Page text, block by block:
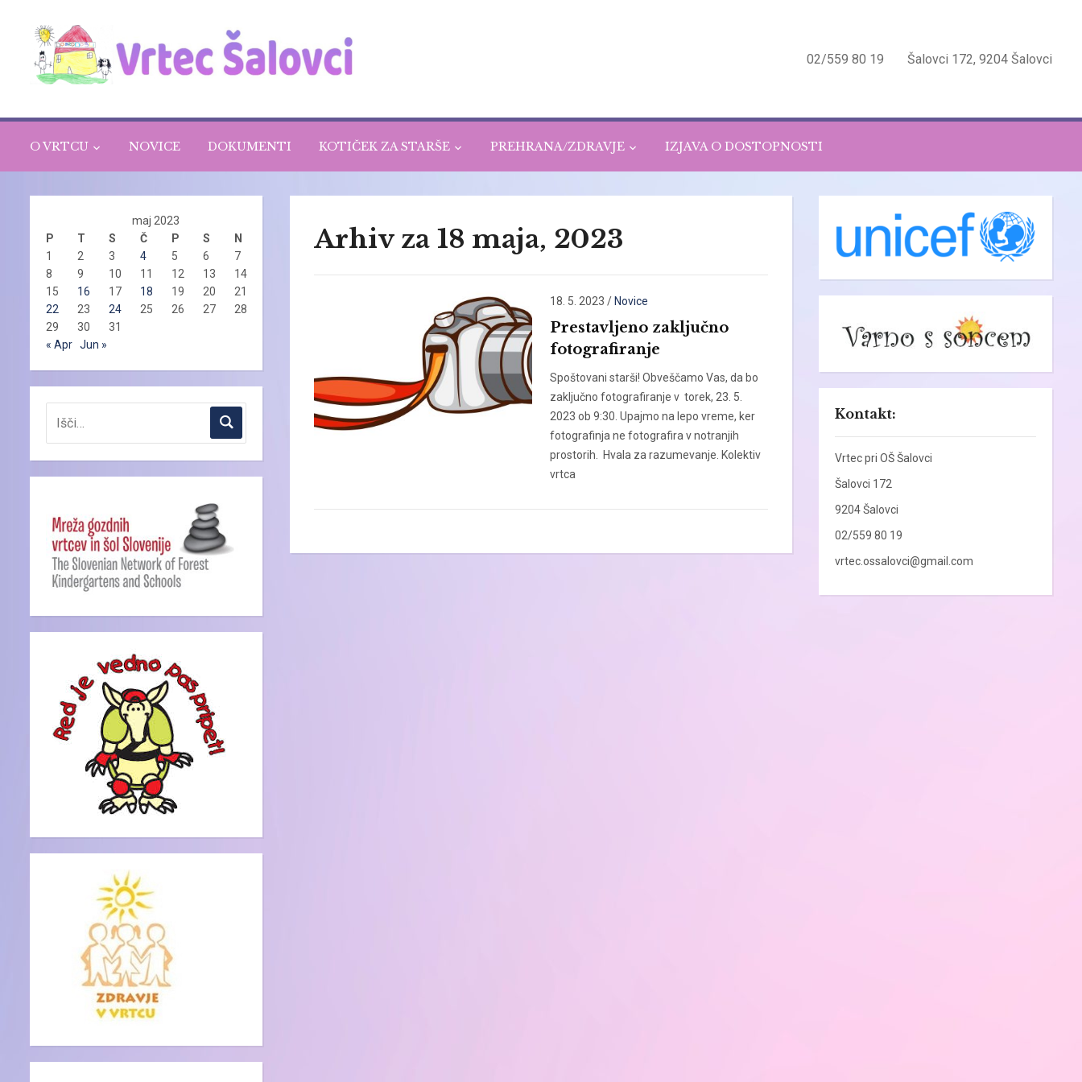
02/559 80 19 Šalovci 172, 9204 Šalovci
O VRTCU NOVICE DOKUMENTI KOTIČEK ZA STARŠE PREHRANA/ZDRAVJE IZJAVA O DOSTOPNOSTI
maj 2023
P
T S Č P S
N
1
2 3 4 5 6
7
8
9 10 11 12 13
14
15
16 17 18 19 20
21
22
23 24 25 26 27
28
29
30
31
« Apr Jun »
Arhiv za 18 maja, 2023
18. 5. 2023 / Novice
Prestavljeno zaključno
fotografiranje
Spoštovani starši! Obveščamo Vas, da bo
zaključno fotografiranje v torek, 23. 5.
2023 ob 9:30. Upajmo na lepo vreme, ker
fotografinja ne fotografira v notranjih
prostorih. Hvala za razumevanje. Kolektiv
vrtca
Kontakt:
Vrtec pri OŠ Šalovci
Šalovci 172
9204 Šalovci
02/559 80 19
vrtec.ossalovci@gmail.com